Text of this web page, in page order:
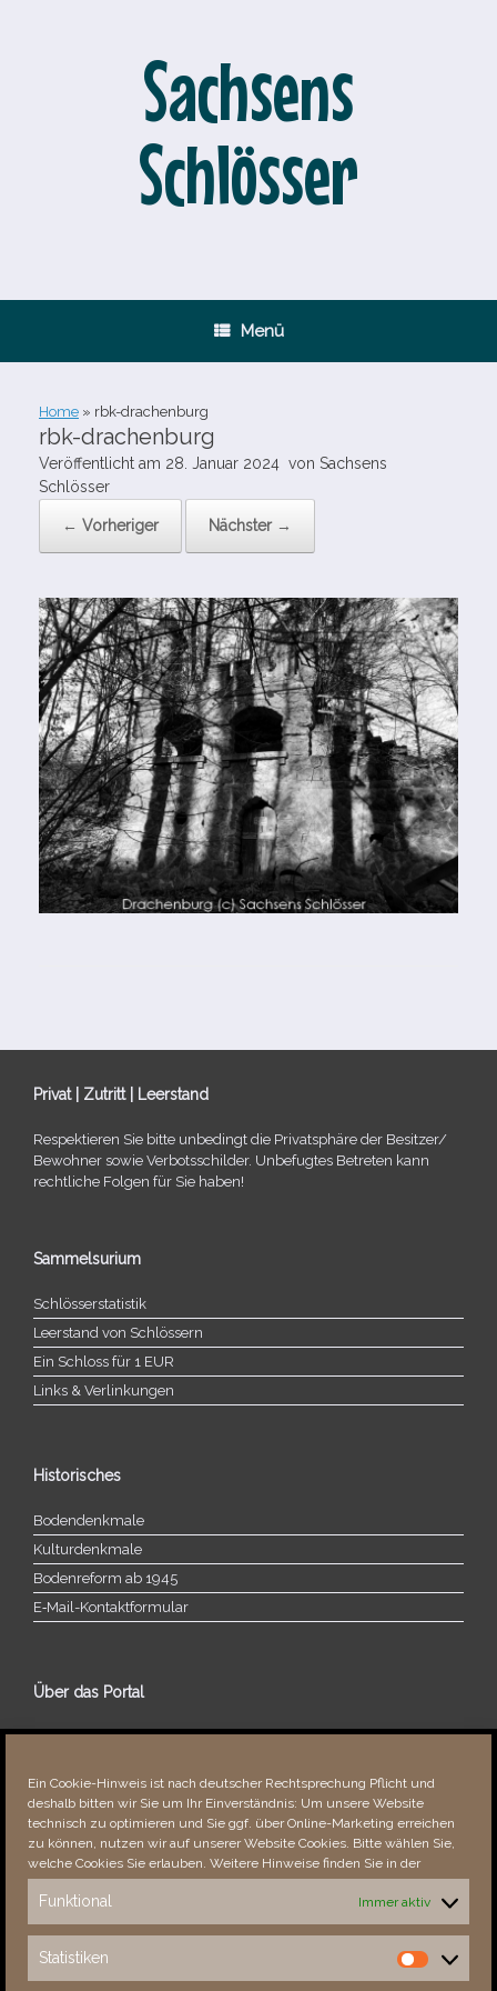
Ein Cookie-Hinweis ist nach deutscher Rechtsprechung Pflicht und
deshalb bitten wir Sie um Ihr Einverständnis: Um unsere Website
technisch zu optimieren und Sie ggf. über Online-Marketing erreichen
zu können, nutzen wir auf unserer Website Cookies. Bitte wählen Sie,
welche Cookies Sie erlauben. Weitere Hinweise finden Sie in der
Funktional Immer aktiv
Statistiken
Statistiken
Sachsens
Schlösser
Menü
Home » rbk-​drachenburg
rbk-​drachenburg
Veröffentlicht am 28. Januar 2024 von Sachsens
Schlösser
← Vorheriger Nächster →
Privat | Zutritt | Leerstand
Respektieren Sie bitte unbe­dingt die Privatsphäre der Besitzer/​
Bewohner sowie Verbotsschilder. Unbefugtes Betreten kann
recht­li­che Folgen für Sie haben!
Sammelsurium
Schlösserstatistik
Leerstand von Schlössern
Ein Schloss für 1 EUR
Links & Verlinkungen
Historisches
Bodendenkmale
Kulturdenkmale
Bodenreform ab 1945
E‑Mail-​​Kontaktformular
Über das Portal
Über dieses Portal
Fehler bemerkt?
Besucher seit 08/​2021